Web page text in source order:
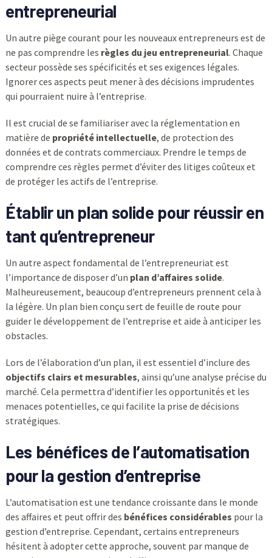
entrepreneurial
Un autre piège courant pour les nouveaux entrepreneurs est de
ne pas comprendre les règles du jeu entrepreneurial. Chaque
secteur possède ses spécificités et ses exigences légales.
Ignorer ces aspects peut mener à des décisions imprudentes
qui pourraient nuire à l’entreprise.
Il est crucial de se familiariser avec la réglementation en
matière de propriété intellectuelle, de protection des
données et de contrats commerciaux. Prendre le temps de
comprendre ces règles permet d’éviter des litiges coûteux et
de protéger les actifs de l’entreprise.
Établir un plan solide pour réussir en
tant qu’entrepreneur
Un autre aspect fondamental de l’entrepreneuriat est
l’importance de disposer d’un plan d’affaires solide.
Malheureusement, beaucoup d’entrepreneurs prennent cela à
la légère. Un plan bien conçu sert de feuille de route pour
guider le développement de l’entreprise et aide à anticiper les
obstacles.
Lors de l’élaboration d’un plan, il est essentiel d’inclure des
objectifs clairs et mesurables, ainsi qu’une analyse précise du
marché. Cela permettra d’identifier les opportunités et les
menaces potentielles, ce qui facilite la prise de décisions
stratégiques.
Les bénéfices de l’automatisation
pour la gestion d’entreprise
L’automatisation est une tendance croissante dans le monde
des affaires et peut offrir des bénéfices considérables pour la
gestion d’entreprise. Cependant, certains entrepreneurs
hésitent à adopter cette approche, souvent par manque de